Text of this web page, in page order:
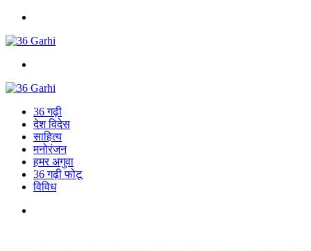
36 गढ़ी
देश विदेस
साहित्य
मनोरंजन
हमर अगुवा
36 गढ़ी फोटू
विविध